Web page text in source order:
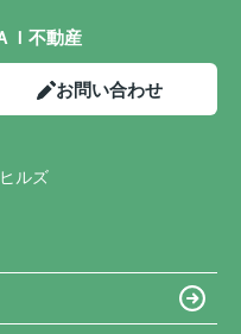
Ｉ不動産
お問い合わせ
ルズ